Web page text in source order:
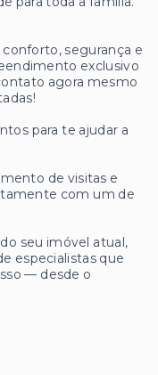
segurança e
exclusivo
agora mesmo
para te ajudar a
de visitas e
com um de
seu imóvel atual,
especialistas que
— desde o